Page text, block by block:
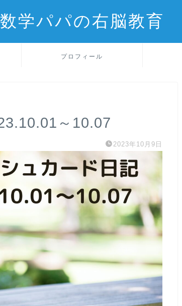
数学パパの右脳教育
プロフィール
～10.07
2023年10月9日